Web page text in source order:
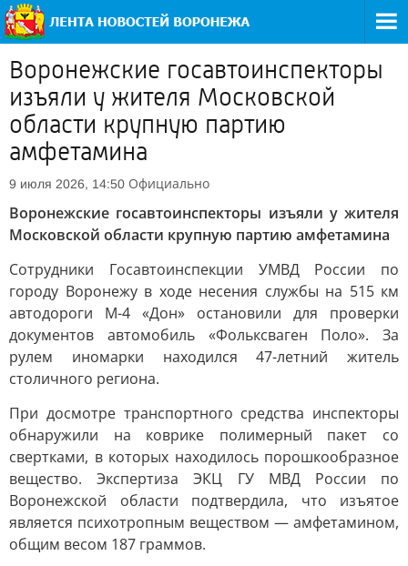
Воронежские госавтоинспекторы
изъяли у жителя Московской
области крупную партию
амфетамина
9 июля 2026, 14:50 Официально
Воронежские госавтоинспекторы изъяли у жителя
Московской области крупную партию амфетамина
Сотрудники Госавтоинспекции УМВД России по
городу Воронежу в ходе несения службы на 515 км
автодороги М-4 «Дон» остановили для проверки
документов автомобиль «Фольксваген Поло». За
рулем иномарки находился 47-летний житель
столичного региона.
При досмотре транспортного средства инспекторы
обнаружили на коврике полимерный пакет со
свертками, в которых находилось порошкообразное
вещество. Экспертиза ЭКЦ ГУ МВД России по
Воронежской области подтвердила, что изъятое
является психотропным веществом — амфетамином,
общим весом 187 граммов.